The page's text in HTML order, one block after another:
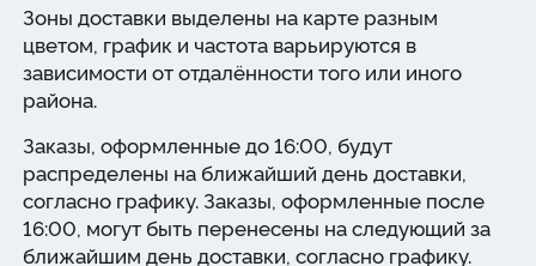
Зоны доставки выделены на карте разным
цветом, график и частота варьируются в
зависимости от отдалённости того или иного
района.
Заказы, оформленные до 16:00, будут
распределены на ближайший день доставки,
согласно графику. Заказы, оформленные после
16:00, могут быть перенесены на следующий за
ближайшим день доставки, согласно графику.